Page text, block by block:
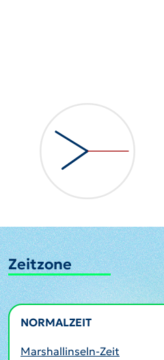
Zeitzone
NORMALZEIT
Marshallinseln-Zeit